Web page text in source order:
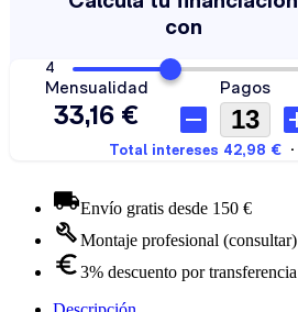
Envío gratis desde 150 €
Montaje profesional (consultar)
3% descuento por transferencia